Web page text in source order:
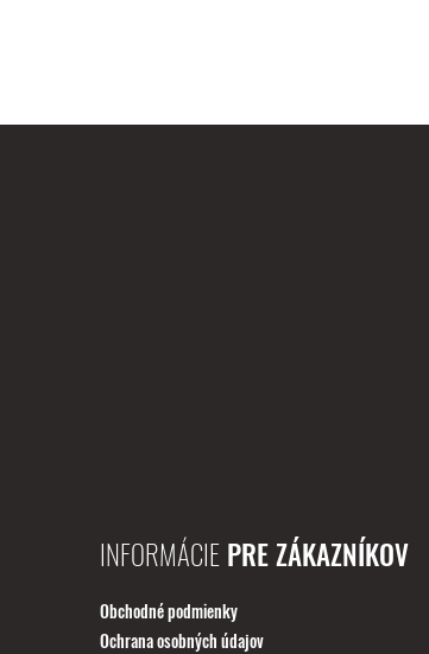
INFORMÁCIEPRE ZÁKAZNÍKOV
Obchodné podmienky
Ochrana osobných údajov